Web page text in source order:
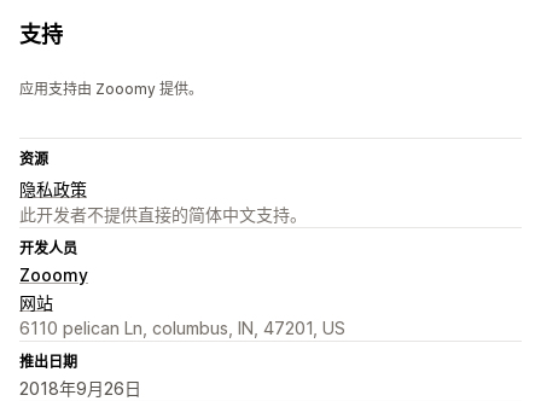
支持
应用支持由 Zooomy 提供。
资源
隐私政策
此开发者不提供直接的简体中文支持。
开发人员
Zooomy
网站
6110 pelican Ln, columbus, IN, 47201, US
推出日期
2018年9月26日